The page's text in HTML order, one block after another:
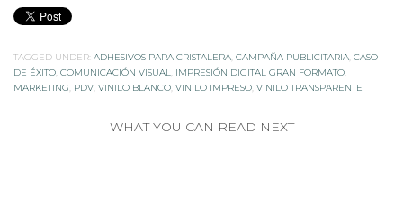
TAGGED UNDER: ADHESIVOS PARA CRISTALERA CAMPAÑA PUBLICITARIA CASO
DE ÉXITO COMUNICACIÓN VISUAL IMPRESIÓN DIGITAL GRAN FORMATO
MARKETING PDV VINILO BLANCO VINILO IMPRESO VINILO TRANSPARENTE
WHAT YOU CAN READ NEXT